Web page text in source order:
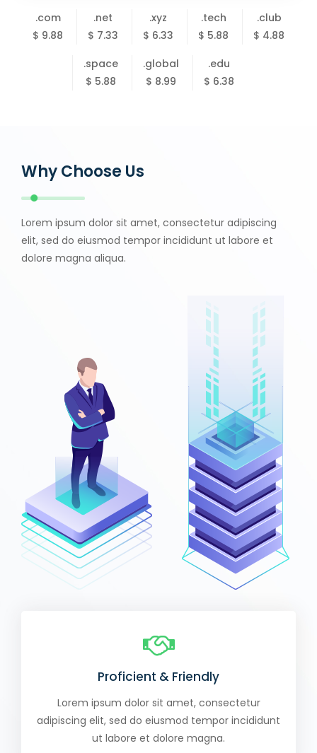
.com
$ 9.88
.net
$ 7.33
.xyz
$ 6.33
.tech
$ 5.88
.club
$ 4.88
.space
$ 5.88
.global
$ 8.99
.edu
$ 6.38
Why Choose Us
Lorem ipsum dolor sit amet, consectetur adipiscing
elit, sed do eiusmod tempor incididunt ut labore et
dolore magna aliqua.
Proficient & Friendly
Lorem ipsum dolor sit amet, consectetur
adipiscing elit, sed do eiusmod tempor incididunt
ut labore et dolore magna.